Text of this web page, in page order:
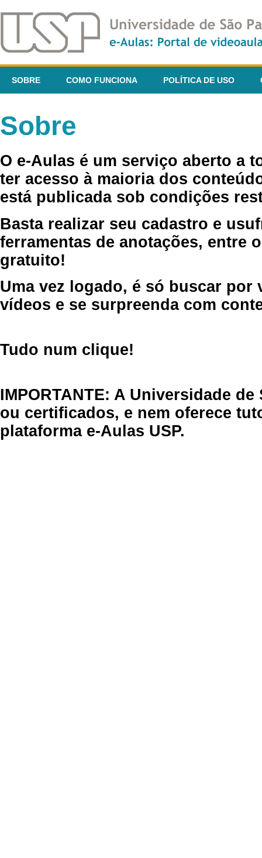
SOBRE COMO FUNCIONA POLÍTICA DE USO
Sobre
O e-Aulas é um serviço aberto a
ter acesso à maioria dos
está publicada sob condições
Basta realizar seu cadastro e
ferramentas de anotações, entre
gratuito!
Uma vez logado, é só buscar por
vídeos e se surpreenda com
Tudo num clique!
IMPORTANTE: A Universidade
ou certificados, e nem oferece
plataforma e-Aulas USP.